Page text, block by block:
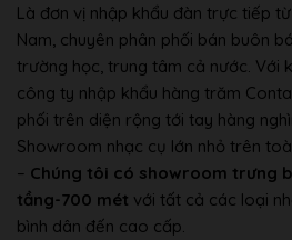
Wav
Metronome
Transpose
Other Control:
Bộ lưu trữ: Bộ nhớ
Là đơn vị nhập khẩu đàn trực tiếp
Nam, chuyên phân phối bán buôn
trường học, trung tâm cả nước. Với
công ty nhập khẩu hàng trăm
phối trên diện rộng tới tay hàng
Showroom nhạc cụ lớn nhỏ trên
– Chúng tôi có showroom trưng
tầng-700 mét với tất cả các loại
bình dân đến cao cấp.